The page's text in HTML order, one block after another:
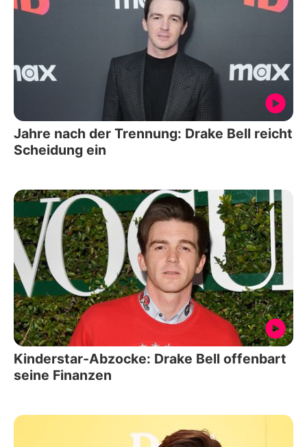
Jahre nach der Trennung: Drake Bell reicht
Scheidung ein
Kinderstar-Abzocke: Drake Bell offenbart
seine Finanzen